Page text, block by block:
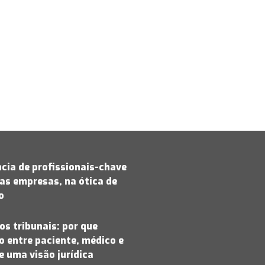
de profissionais-chave
empresas, na ótica de
tribunais: por que
entre paciente, médico e
uma visão jurídica